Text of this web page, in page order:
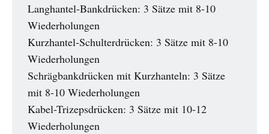
Langhantel-Bankdrücken: 3 Sätze mit 8-10
Wiederholungen
Kurzhantel-Schulterdrücken: 3 Sätze mit 8-10
Wiederholungen
Schrägbankdrücken mit Kurzhanteln: 3 Sätze
mit 8-10 Wiederholungen
Kabel-Trizepsdrücken: 3 Sätze mit 10-12
Wiederholungen